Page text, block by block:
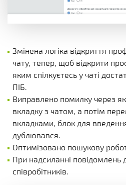
Змінена логіка відкриття
чату, тепер, щоб відкрити
яким спілкуєтесь у чаті
ПІБ.
Виправлено помилку через
вкладку з чатом, а потім
вкладками, блок для
дублювався.
Оптимізовано пошукову
При надсиланні повідомлень
співробітників.